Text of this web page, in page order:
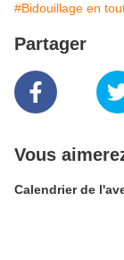
#Bidouillage en
Partager
Vous
Calendrier de